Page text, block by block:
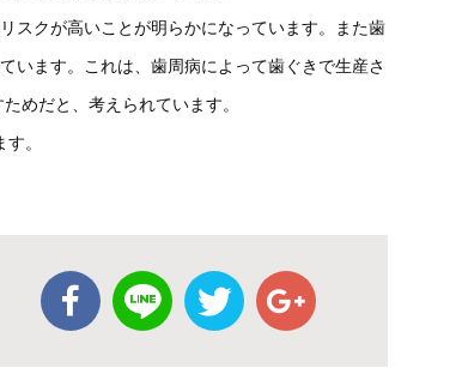
スクが高いことが明らかになっています。また歯
います。これは、歯周病によって歯ぐきで生産さ
めだと、考えられています。
。